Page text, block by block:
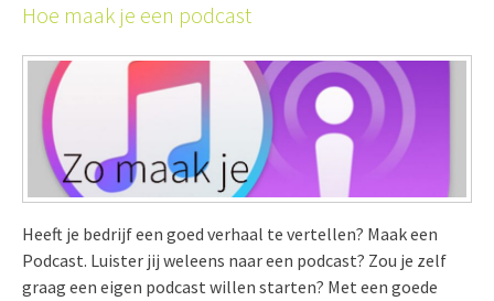
Hoe maak je een podcast
Heeft je bedrijf een goed verhaal te vertellen? Maak een
Podcast. Luister jij weleens naar een podcast? Zou je zelf
graag een eigen podcast willen starten? Met een goede